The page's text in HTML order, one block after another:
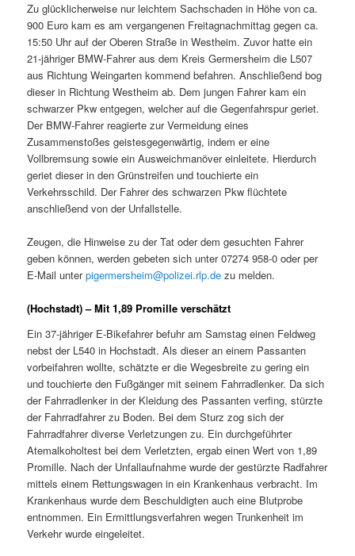
Zu glücklicherweise nur leichtem Sachschaden in Höhe von ca.
900 Euro kam es am vergangenen Freitagnachmittag gegen ca.
15:50 Uhr auf der Oberen Straße in Westheim. Zuvor hatte ein
21-jähriger BMW-Fahrer aus dem Kreis Germersheim die L507
aus Richtung Weingarten kommend befahren. Anschließend bog
dieser in Richtung Westheim ab. Dem jungen Fahrer kam ein
schwarzer Pkw entgegen, welcher auf die Gegenfahrspur geriet.
Der BMW-Fahrer reagierte zur Vermeidung eines
Zusammenstoßes geistesgegenwärtig, indem er eine
Vollbremsung sowie ein Ausweichmanöver einleitete. Hierdurch
geriet dieser in den Grünstreifen und touchierte ein
Verkehrsschild. Der Fahrer des schwarzen Pkw flüchtete
anschließend von der Unfallstelle.
Zeugen, die Hinweise zu der Tat oder dem gesuchten Fahrer
geben können, werden gebeten sich unter 07274 958-0 oder per
E-Mail unterpigermersheim@polizei.rlp.de zu melden.
(Hochstadt) – Mit 1,89 Promille verschätzt
Ein 37-jähriger E-Bikefahrer befuhr am Samstag einen Feldweg
nebst der L540 in Hochstadt. Als dieser an einem Passanten
vorbeifahren wollte, schätzte er die Wegesbreite zu gering ein
und touchierte den Fußgänger mit seinem Fahrradlenker. Da sich
der Fahrradlenker in der Kleidung des Passanten verfing, stürzte
der Fahrradfahrer zu Boden. Bei dem Sturz zog sich der
Fahrradfahrer diverse Verletzungen zu. Ein durchgeführter
Atemalkoholtest bei dem Verletzten, ergab einen Wert von 1,89
Promille. Nach der Unfallaufnahme wurde der gestürzte Radfahrer
mittels einem Rettungswagen in ein Krankenhaus verbracht. Im
Krankenhaus wurde dem Beschuldigten auch eine Blutprobe
entnommen. Ein Ermittlungsverfahren wegen Trunkenheit im
Verkehr wurde eingeleitet.